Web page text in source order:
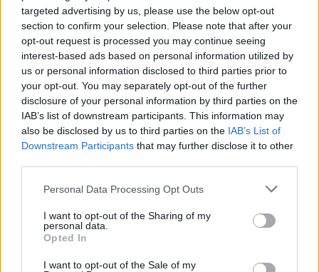
targeted advertising by us, please use the below opt-out
section to confirm your selection. Please note that after your
opt-out request is processed you may continue seeing
interest-based ads based on personal information utilized by
us or personal information disclosed to third parties prior to
your opt-out. You may separately opt-out of the further
disclosure of your personal information by third parties on the
IAB’s list of downstream participants. This information may
also be disclosed by us to third parties on the IAB’s List of
Downstream Participants that may further disclose it to other
Please note that this website/app uses one or more Google
not limited to your visit or usage behaviour. You may click to
grant or deny consent to Google and its third-party tags to
use your data for below specified purposes in below Google
consent section.
Personal Data Processing Opt Outs
I want to opt-out of the Sharing of my
personal data.
Opted In
I want to opt-out of the Sale of my
φωνή της μεταπολίτευσης
2Ο Κώστας Σαμαράς δημοσίευσε μία παιδική
φωτογραφία για την επέτειο θανάτου της
αδελφής του, Λένας
3Δολοφονία Βρετανίδας στην Κυψέλη: Οι
δύο καταθέσεις «κλειδί» της συζύγου του
26χρονου Αφγανού – Το στίγμα του
κινητού, η θεία από την Ινδία και τα
απειλητικά μηνύματα
4κατασκευή του αεροσκάφους που θα
επιχειρεί και τη νύχτα στα μέτωπα της
φωτιάς
«Αφιέρωσε τη ζωή της στο να βοηθά
ανθρώπους που είχαν ανάγκη» - Η πρώτη
δήλωση της οικογένειας της 38χρονης